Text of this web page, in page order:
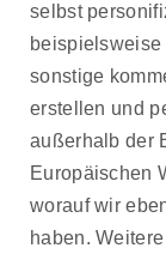
selbst
beispielsweise
sonstige
erstellen und
außerhalb der
Europäischen
worauf wir
haben.